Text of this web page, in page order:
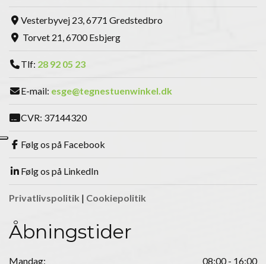
Vesterbyvej 23, 6771 Gredstedbro
Torvet 21, 6700 Esbjerg
Tlf: 28 92 05 23
E-mail: esge@tegnestuenwinkel.dk
CVR: 37144320
Følg os på Facebook
Følg os på LinkedIn
Privatlivspolitik | Cookiepolitik
Åbningstider
Mandag: 08:00 - 16:00